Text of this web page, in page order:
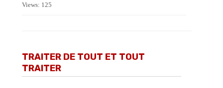
Views: 125
TRAITER DE TOUT ET TOUT
TRAITER